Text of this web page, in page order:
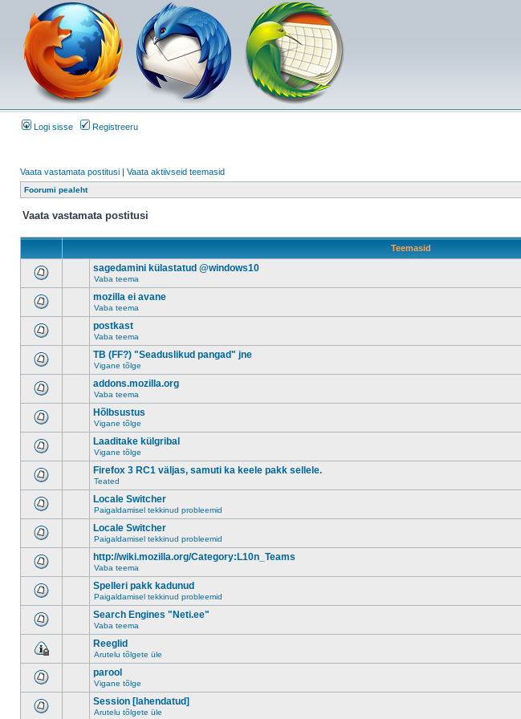
Logi sisse Registreeru
Vaata vastamata postitusi | Vaata aktiivseid teemasid
Foorumi pealeht
Vaata vastamata postitusi
Teemasid
sagedamini külastatud @windows10
Vaba teema
mozilla ei avane
Vaba teema
postkast
Vaba teema
TB (FF?) "Seaduslikud pangad" jne
Vigane tõlge
addons.mozilla.org
Vaba teema
Hõlbsustus
Vigane tõlge
Laaditake külgribal
Vigane tõlge
Firefox 3 RC1 väljas, samuti ka keele pakk sellele.
Teated
Locale Switcher
Paigaldamisel tekkinud probleemid
Locale Switcher
Paigaldamisel tekkinud probleemid
http://wiki.mozilla.org/Category:L10n_Teams
Vaba teema
Spelleri pakk kadunud
Paigaldamisel tekkinud probleemid
Search Engines "Neti.ee"
Vaba teema
Reeglid
Arutelu tõlgete üle
parool
Vigane tõlge
Session [lahendatud]
Arutelu tõlgete üle